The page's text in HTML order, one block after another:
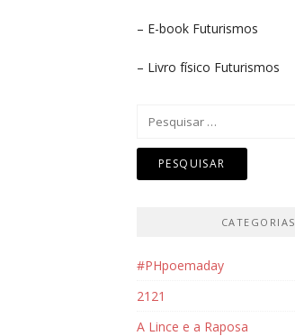
– E-book Futurismos
– Livro físico Futurismos
CATEGORIAS
#PHpoemaday
2121
A Lince e a Raposa